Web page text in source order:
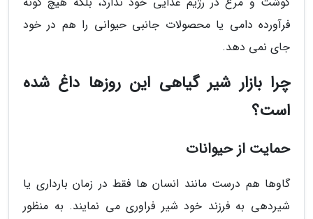
فرآورده دامی یا محصولات جانبی حیوانی را هم در خود
جای نمی دهد.
چرا بازار شیر گیاهی این روزها داغ شده
است؟
حمایت از حیوانات
گاوها هم درست مانند انسان ها فقط در زمان بارداری یا
شیردهی به فرزند خود شیر فراوری می نمایند. به منظور